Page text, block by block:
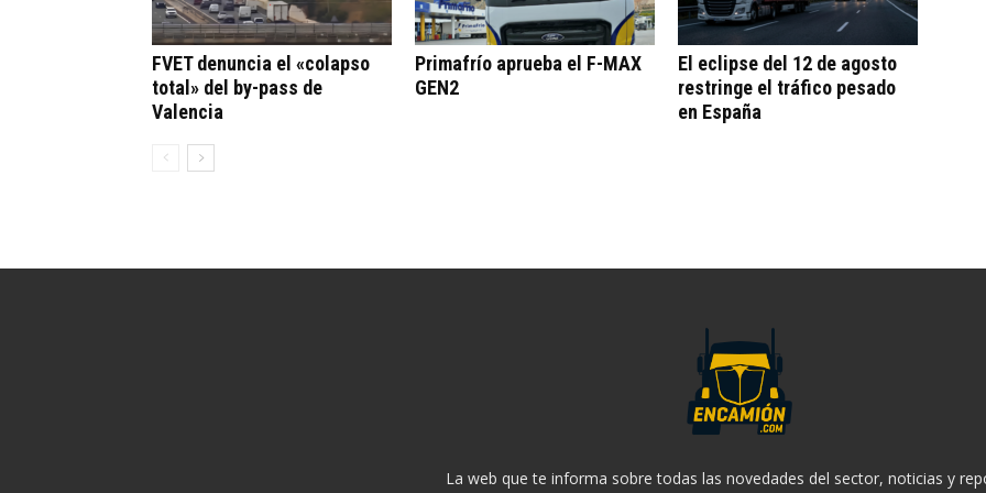
FVET denuncia el «colapso
total» del by-pass de
Valencia
Primafrío aprueba el F-MAX
GEN2
El eclipse del 12 de agosto
restringe el tráfico pesado
en España
La web que te informa sobre todas las novedades del sector, noticias y